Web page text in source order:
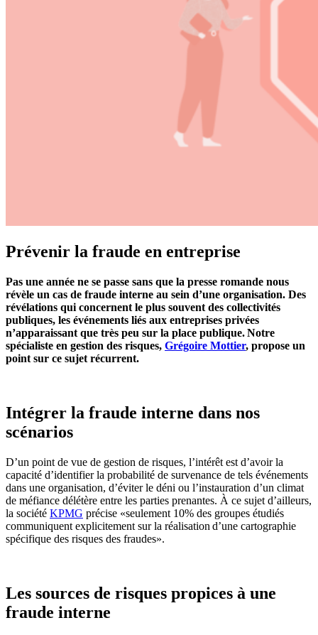
Prévenir la fraude en entreprise
Pas une année ne se passe sans que la presse romande nous
révèle un cas de fraude interne au sein d’une organisation. Des
révélations qui concernent le plus souvent des collectivités
publiques, les événements liés aux entreprises privées
n’apparaissant que très peu sur la place publique.Notre
spécialiste en gestion des risques, Grégoire Mottier, propose un
point sur ce sujet récurrent.
Intégrer la fraude interne dans nos
scénarios
D’un point de vue de gestion de risques, l’intérêt est d’avoir la
capacité d’identifier la probabilité de survenance de tels événements
dans une organisation, d’éviter le déni ou l’instauration d’un climat
de méfiance délétère entre les parties prenantes. À ce sujet d’ailleurs,
la société KPMG précise «seulement 10% des groupes étudiés
communiquent explicitement sur la réalisation d’une cartographie
spécifique des risques des fraudes».
Les sources de risques propices à une
fraude interne